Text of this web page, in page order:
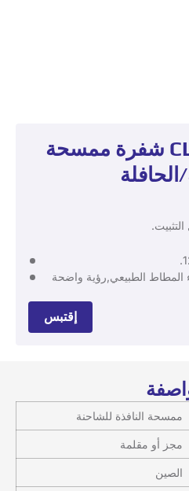
CLWIPER CL708 شفرة ممسحة
المطاط الطبيعي,رؤية واضحة
إقتبس
ممسحة النافذة للشاحنة
مجز أو مقلمة
الصين